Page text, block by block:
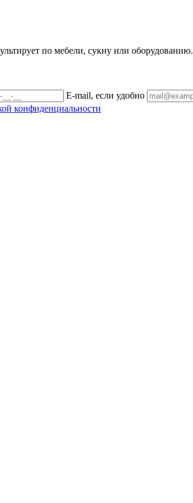
по мебели, сукну или оборудованию.
E-mail, если удобно
конфиденциальности